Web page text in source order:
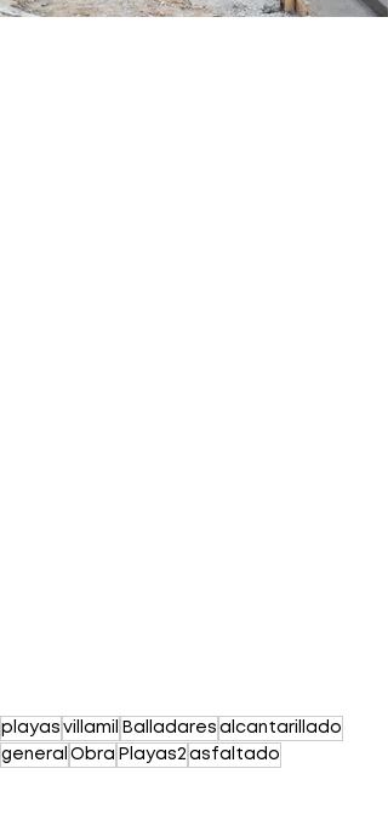
playas villamil Balladares alcantarillado
general Obra Playas2 asfaltado